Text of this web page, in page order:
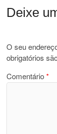
Deixe
O seu
obrigatórios
Comentário*